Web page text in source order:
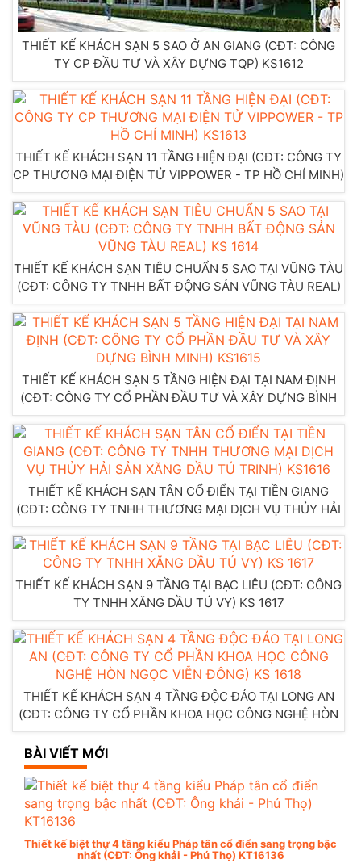
THIẾT KẾ KHÁCH SẠN 5 SAO Ở AN GIANG (CĐT: CÔNG
TY CP ĐẦU TƯ VÀ XÂY DỰNG TQP) KS1612
THIẾT KẾ KHÁCH SẠN 11 TẦNG HIỆN ĐẠI (CĐT: CÔNG TY
CP THƯƠNG MẠI ĐIỆN TỬ VIPPOWER - TP HỒ CHÍ MINH)
KS1613
THIẾT KẾ KHÁCH SẠN TIÊU CHUẨN 5 SAO TẠI VŨNG TÀU
(CĐT: CÔNG TY TNHH BẤT ĐỘNG SẢN VŨNG TÀU REAL)
KS 1614
THIẾT KẾ KHÁCH SẠN 5 TẦNG HIỆN ĐẠI TẠI NAM ĐỊNH
(CĐT: CÔNG TY CỔ PHẦN ĐẦU TƯ VÀ XÂY DỰNG BÌNH
MINH) KS1615
THIẾT KẾ KHÁCH SẠN TÂN CỔ ĐIỂN TẠI TIỀN GIANG
(CĐT: CÔNG TY TNHH THƯƠNG MẠI DỊCH VỤ THỦY HẢI
SẢN XĂNG DẦU TÚ TRINH) KS1616
THIẾT KẾ KHÁCH SẠN 9 TẦNG TẠI BẠC LIÊU (CĐT: CÔNG
TY TNHH XĂNG DẦU TÚ VY) KS 1617
THIẾT KẾ KHÁCH SẠN 4 TẦNG ĐỘC ĐÁO TẠI LONG AN
(CĐT: CÔNG TY CỔ PHẦN KHOA HỌC CÔNG NGHỆ HÒN
NGỌC VIỄN ĐÔNG) KS 1618
BÀI VIẾT MỚI
Thiết kế biệt thự 4 tầng kiểu Pháp tân cổ điển sang trọng bậc
nhất (CĐT: Ông khải - Phú Thọ) KT16136